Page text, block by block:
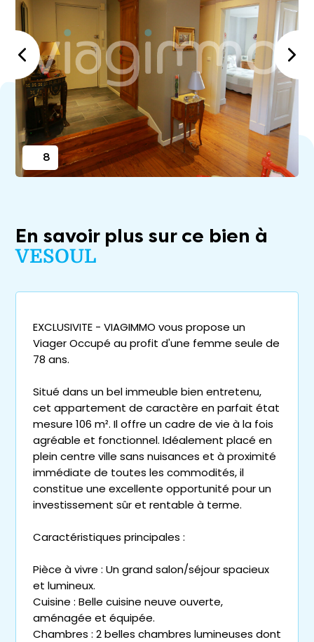
8
En savoir plus sur ce bien à
VESOUL
EXCLUSIVITE - VIAGIMMO vous propose un
Viager Occupé au profit d'une femme seule de
78 ans.
Situé dans un bel immeuble bien entretenu,
cet appartement de caractère en parfait état
mesure 106 m². Il offre un cadre de vie à la fois
agréable et fonctionnel. Idéalement placé en
plein centre ville sans nuisances et à proximité
immédiate de toutes les commodités, il
constitue une excellente opportunité pour un
investissement sûr et rentable à terme.
Caractéristiques principales :
Pièce à vivre : Un grand salon/séjour spacieux
et lumineux.
Cuisine : Belle cuisine neuve ouverte,
aménagée et équipée.
Chambres : 2 belles chambres lumineuses dont